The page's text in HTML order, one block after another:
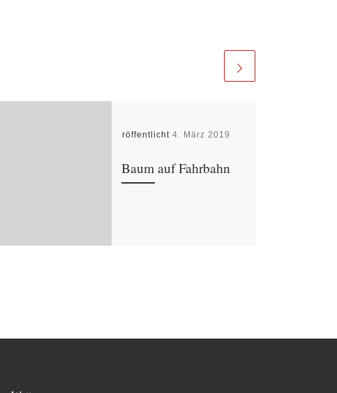
Veröffentlicht 4. März 2019
Baum auf Fahrbahn